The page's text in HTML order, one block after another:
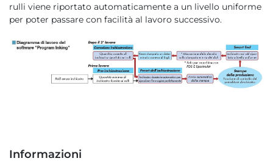
rulli viene riportato automaticamente a un livello uniforme
per poter passare con facilità al lavoro successivo.
Informazioni